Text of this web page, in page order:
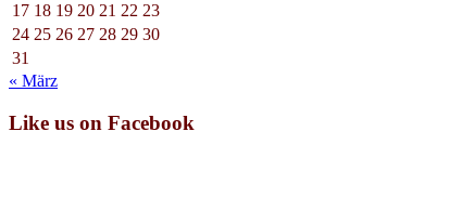
17 18 19 20 21 22 23
24 25 26 27 28 29 30
31
« März
Like us on Facebook